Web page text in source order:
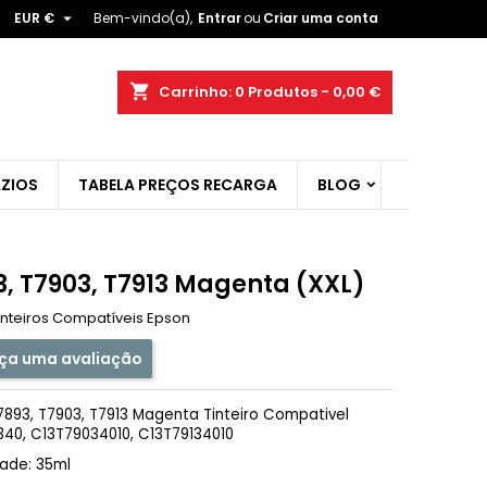
Bem-vindo(a), Entrarou Criar uma conta
EUR € 
shopping_cart Carrinho: 0 Produtos - 0,00 €
TABELA PREÇOS RECARGA BLOG
T7903, T7913 Magenta (XXL)
Compatíveis Epson
uma avaliação
T7903, T7913 Magenta Tinteiro Compativel
C13T79034010, C13T79134010
35ml